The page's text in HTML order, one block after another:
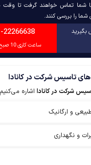
شما تماس خواهند گرفت تا وقت
را بررسی کنند.
بگیرید
22266638
ساعت کاری 10 صبح الی 6 عصر
های تاسیس شرکت در کانادا
شرکت در کانادا اشاره
و ارگانیک
و نگهداری